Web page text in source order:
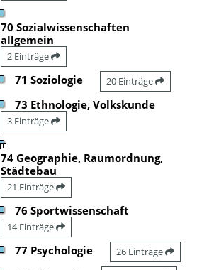
70 Sozialwissenschaften
allgemein
2 Einträge
71 Soziologie 20 Einträge
73 Ethnologie, Volkskunde
3 Einträge
74 Geographie, Raumordnung,
Städtebau
21 Einträge
76 Sportwissenschaft
14 Einträge
77 Psychologie 26 Einträge